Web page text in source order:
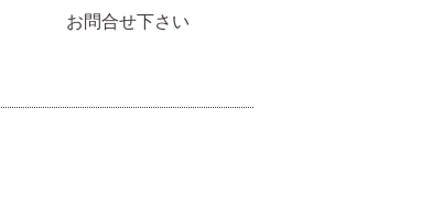
お問合せ下さい